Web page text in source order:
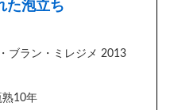
た泡立ち
ブラン・ミレジメ 2013
熟10年